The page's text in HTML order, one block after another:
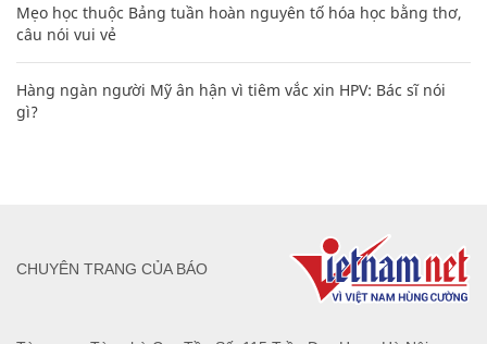
Mẹo học thuộc Bảng tuần hoàn nguyên tố hóa học bằng thơ,
câu nói vui vẻ
Hàng ngàn người Mỹ ân hận vì tiêm vắc xin HPV: Bác sĩ nói
gì?
CHUYÊN TRANG CỦA BÁO